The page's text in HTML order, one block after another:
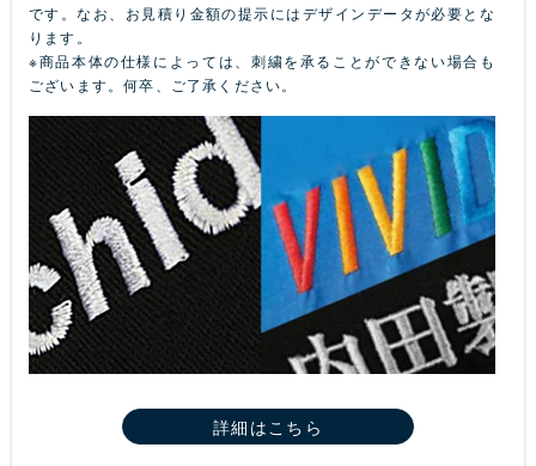
です。なお、お見積り金額の提示にはデザインデータが必要とな
ります。
※商品本体の仕様によっては、刺繍を承ることができない場合も
ございます。何卒、ご了承ください。
詳細はこちら